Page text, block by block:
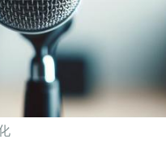
元”，华安证券公告现乌龙